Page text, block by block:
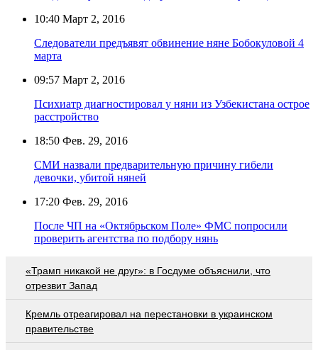
10:40 Март 2, 2016
Следователи предъявят обвинение няне Бобокуловой 4
марта
09:57 Март 2, 2016
Психиатр диагностировал у няни из Узбекистана острое
расстройство
18:50 Фев. 29, 2016
СМИ назвали предварительную причину гибели
девочки, убитой няней
17:20 Фев. 29, 2016
После ЧП на «Октябрьском Поле» ФМС попросили
проверить агентства по подбору нянь
«Трамп никакой не друг»: в Госдуме объяснили, что
отрезвит Запад
Кремль отреагировал на перестановки в украинском
правительстве